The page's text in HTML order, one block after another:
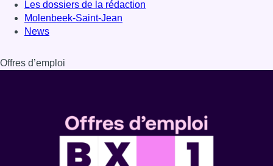
Les dossiers de la rédaction
Molenbeek-Saint-Jean
News
Offres d’emploi